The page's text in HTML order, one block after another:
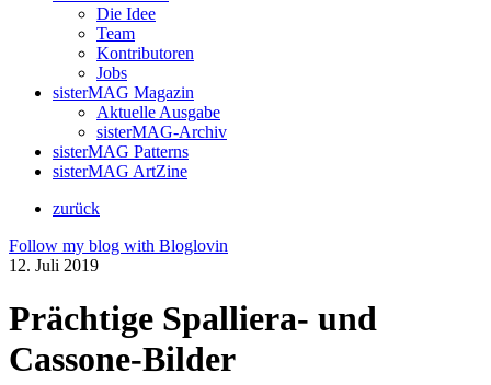
Die Idee
Team
Kontributoren
Jobs
sisterMAG Magazin
Aktuelle Ausgabe
sisterMAG-Archiv
sisterMAG Patterns
sisterMAG ArtZine
zurück
Follow my blog with Bloglovin
12. Juli 2019
Prächtige Spalliera- und
Cassone-Bilder